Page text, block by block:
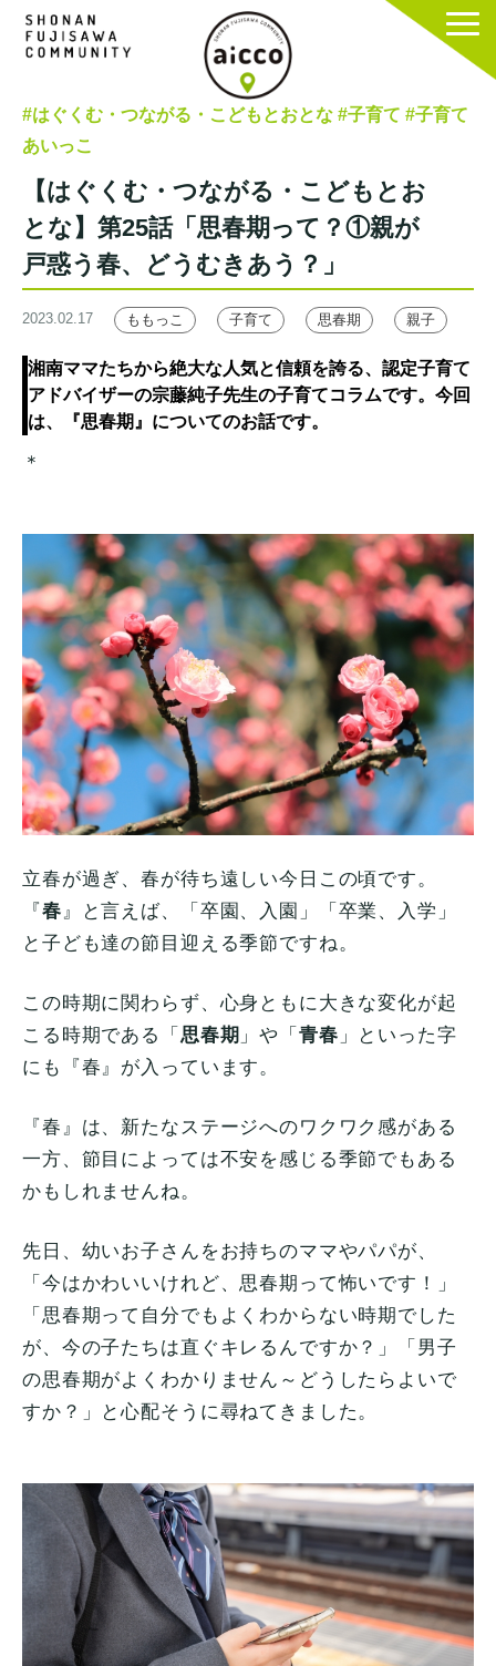
#はぐくむ・つながる・こどもとおとな #子育て #子育て
あいっこ
【はぐくむ・つながる・こどもとお
とな】第25話「思春期って？①親が
戸惑う春、どうむきあう？」
2023.02.17 ももっこ 子育て 思春期 親子
湘南ママたちから絶大な人気と信頼を誇る、認定子育て
アドバイザーの宗藤純子先生の子育てコラムです。今回
は、『思春期』についてのお話です。
＊
立春が過ぎ、春が待ち遠しい今日この頃です。
『春』と言えば、「卒園、入園」「卒業、入学」
と子ども達の節目迎える季節ですね。
この時期に関わらず、心身ともに大きな変化が起
こる時期である「 思春期 」や「 青春 」といった字
にも『春』が入っています。
『春』は、新たなステージへのワクワク感がある
一方、節目によっては不安を感じる季節でもある
かもしれませんね。
先日、幼いお子さんをお持ちのママやパパが、
「今はかわいいけれど、思春期って怖いです！」
「思春期って自分でもよくわからない時期でした
が、今の子たちは直ぐキレるんですか？」「男子
の思春期がよくわかりません～どうしたらよいで
すか？」と心配そうに尋ねてきました。